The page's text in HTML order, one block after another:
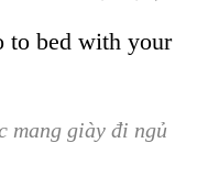
to bed with your
mang giày đi ngủ